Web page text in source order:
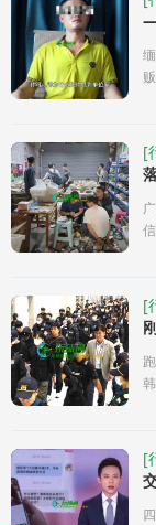
[
[
[